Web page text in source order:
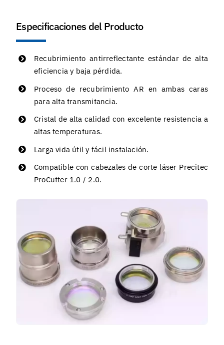
Especificaciones del Producto
Recubrimiento antirreflectante estándar de alta
eficiencia y baja pérdida.
Proceso de recubrimiento AR en ambas caras
para alta transmitancia.
Cristal de alta calidad con excelente resistencia a
altas temperaturas.
Larga vida útil y fácil instalación.
Compatible con cabezales de corte láser Precitec
ProCutter 1.0 / 2.0.